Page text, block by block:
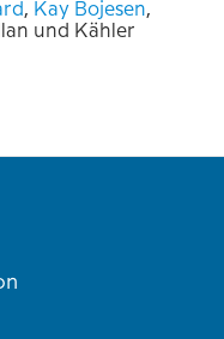
, Kay Bojesen,
und Kähler